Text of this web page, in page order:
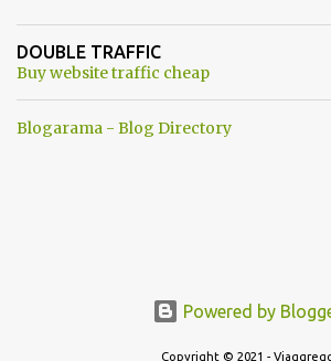
ancora una fantasia Nato o forse una "False
una guerra mondiale che difficilmente da
DOUBLE TRAFFIC
Buy website traffic cheap
Blogarama - Blog Directory
Powered by
Copyright © 2021 -